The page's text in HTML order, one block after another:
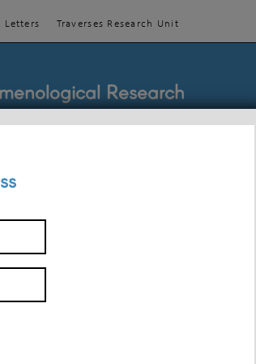
Letters Traverses Research Unit
Research